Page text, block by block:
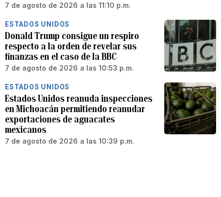
7 de agosto de 2026 a las 11:10 p.m.
ESTADOS UNIDOS
Donald Trump consigue un respiro
respecto a la orden de revelar sus
finanzas en el caso de la BBC
7 de agosto de 2026 a las 10:53 p.m.
ESTADOS UNIDOS
Estados Unidos reanuda inspecciones
en Michoacán permitiendo reanudar
exportaciones de aguacates
mexicanos
7 de agosto de 2026 a las 10:39 p.m.